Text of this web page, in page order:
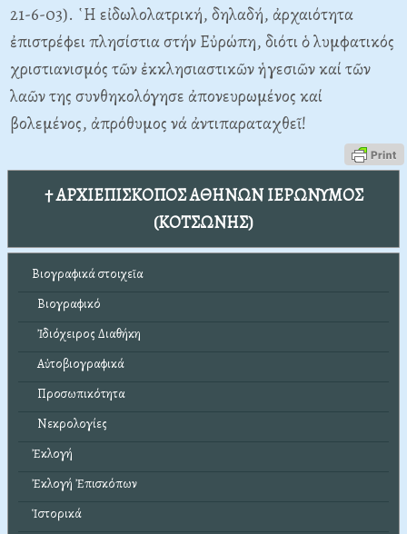
21-6-03). ῾Η εἰδωλολατρική, δηλαδή, ἀρχαιότητα
ἐπιστρέφει πλησίστια στήν Εὐρώπη, διότι ὁ λυμφατικός
χριστιανισμός τῶν ἐκκλησιαστικῶν ἡγεσιῶν καί τῶν
λαῶν της συνθηκολόγησε ἀπονευρωμένος καί
βολεμένος, ἀπρόθυμος νά ἀντιπαραταχθεῖ!
† ΑΡΧΙΕΠΙΣΚΟΠΟΣ ΑΘΗΝΩΝ ΙΕΡΩΝΥΜΟΣ
(ΚΟΤΣΩΝΗΣ)
Βιογραφικά στοιχεῖα
Βιογραφικό
Ἰδιόχειρος Διαθήκη
Αὐτοβιογραφικά
Προσωπικότητα
Νεκρολογίες
Ἐκλογή
Ἐκλογή Ἐπισκόπων
Ἱστορικά